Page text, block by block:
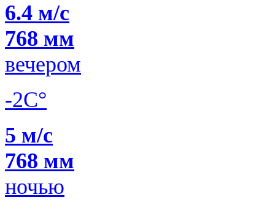
6.4 м/с
768 мм
вечером
-2C°
5 м/с
768 мм
ночью